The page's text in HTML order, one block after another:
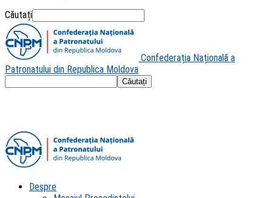
Căutați
Confederația Națională a
Patronatului din Republica Moldova
Despre